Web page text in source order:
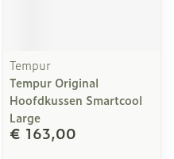
Tempur
Tempur Original
Hoofdkussen Smartcool
Large
€ 163,00